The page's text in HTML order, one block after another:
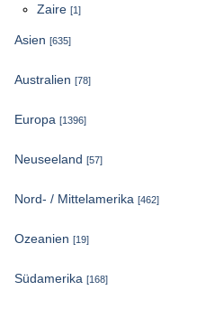
Zaire [1]
Asien [635]
Australien [78]
Europa [1396]
Neuseeland [57]
Nord- / Mittelamerika [462]
Ozeanien [19]
Südamerika [168]